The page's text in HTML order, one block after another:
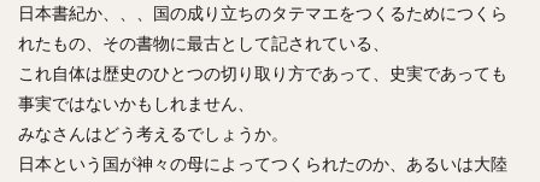
日本書紀か、、、国の成り立ちのタテマエをつくるためにつくら
れたもの、その書物に最古として記されている、
これ自体は歴史のひとつの切り取り方であって、史実であっても
事実ではないかもしれません、
みなさんはどう考えるでしょうか。
日本という国が神々の母によってつくられたのか、あるいは大陸